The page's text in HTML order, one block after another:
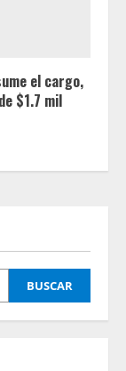
el cargo,
$1.7 mil
BUSCAR